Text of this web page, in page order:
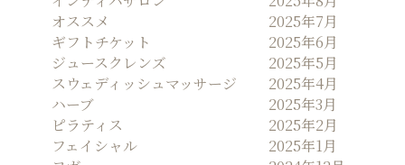
オススメ
ギフトチケット
ジュースクレンズ
スウェディッシュマッサージ
ハーブ
ピラティス
フェイシャル
2025年7月
2025年6月
2025年5月
2025年4月
2025年3月
2025年2月
2025年1月